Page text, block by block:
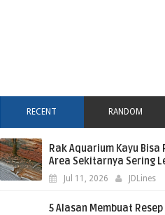
RECENT RANDOM
Rak Aquarium Kayu Bisa
Area Sekitarnya Sering
Jul 11, 2026 JDLines
5 Alasan Membuat